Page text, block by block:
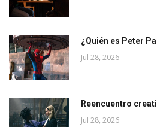
¿Quién es Peter
Jul 28, 2026
Reencuentro
Jul 28, 2026